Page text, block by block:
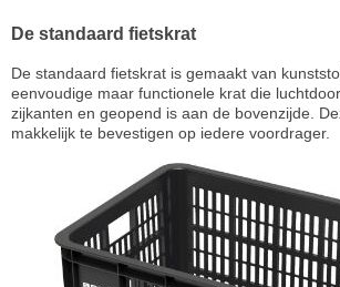
De standaard fietskrat
De standaard fietskrat is gemaakt van
eenvoudige maar functionele krat die
zijkanten en geopend is aan de bovenzijde.
makkelijk te bevestigen op iedere voordrager.